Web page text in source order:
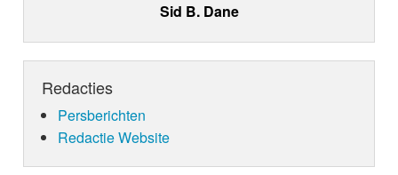
Sid B. Dane
Redacties
Persberichten
Redactie Website